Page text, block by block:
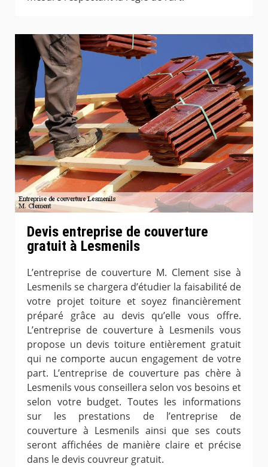
Devis entreprise de couverture
gratuit à Lesmenils
L’entreprise de couverture M. Clement sise à
Lesmenils se chargera d’étudier la faisabilité de
votre projet toiture et soyez financièrement
préparé grâce au devis qu’elle vous offre.
L’entreprise de couverture à Lesmenils vous
propose un devis toiture entièrement gratuit
qui ne comporte aucun engagement de votre
part. L’entreprise de couverture pas chère à
Lesmenils vous conseillera selon vos besoins et
selon votre budget. Toutes les informations
sur les prestations de l’entreprise de
couverture à Lesmenils ainsi que ses couts
seront affichées de manière claire et précise
dans le devis couvreur gratuit.